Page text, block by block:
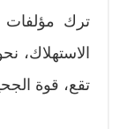
ترك مؤلفات
الاستهلاك،
تقع، قوة